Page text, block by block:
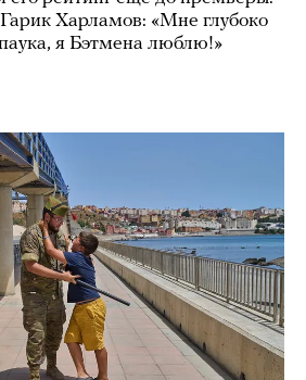
Харламов: «Мне глубоко
я Бэтмена люблю!»